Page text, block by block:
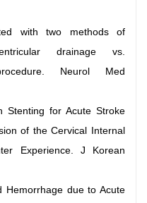
with two methods of
drainage vs.
Neurol Med
Stenting for Acute Stroke
of the Cervical Internal
Experience. J Korean
Hemorrhage due to Acute